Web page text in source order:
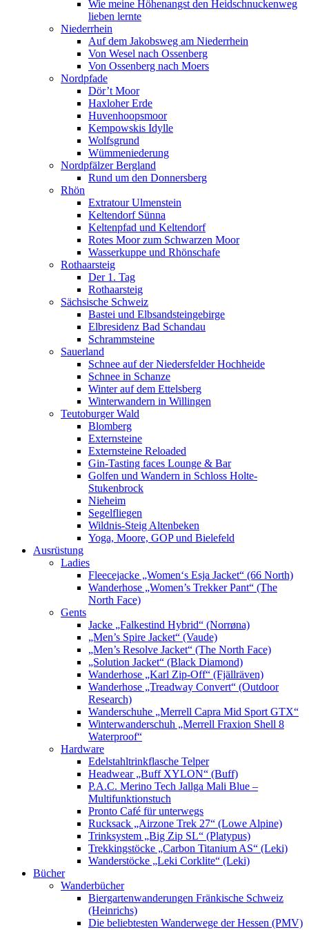
Wie meine Höhenangst den Heidschnuckenweg
lieben lernte
Niederrhein
Auf dem Jakobsweg am Niederrhein
Von Wesel nach Ossenberg
Von Ossenberg nach Moers
Nordpfade
Dör’t Moor
Haxloher Erde
Huvenhoopsmoor
Kempowskis Idylle
Wolfsgrund
Wümmeniederung
Nordpfälzer Bergland
Rund um den Donnersberg
Rhön
Extratour Ulmenstein
Keltendorf Sünna
Keltenpfad und Keltendorf
Rotes Moor zum Schwarzen Moor
Wasserkuppe und Rhönschafe
Rothaarsteig
Der 1. Tag
Rothaarsteig
Sächsische Schweiz
Bastei und Elbsandsteingebirge
Elbresidenz Bad Schandau
Schrammsteine
Sauerland
Schnee auf der Niedersfelder Hochheide
Schnee in Schanze
Winter auf dem Ettelsberg
Winterwandern in Willingen
Teutoburger Wald
Blomberg
Externsteine
Externsteine Reloaded
Gin-Tasting faces Lounge & Bar
Golfen und Wandern in Schloss Holte-
Stukenbrock
Nieheim
Segelfliegen
Wildnis-Steig Altenbeken
Yoga, Moore, GOP und Bielefeld
Ausrüstung
Ladies
Fleecejacke „Women‘s Esja Jacket“ (66 North)
Wanderhose „Women’s Trekker Pant“ (The
North Face)
Gents
Jacke „Falkestind Hybrid“ (Norrøna)
„Men’s Spire Jacket“ (Vaude)
„Men’s Resolve Jacket“ (The North Face)
„Solution Jacket“ (Black Diamond)
Wanderhose „Karl Zip-Off“ (Fjällräven)
Wanderhose „Treadway Convert“ (Outdoor
Research)
Wanderschuhe „Merrell Capra Mid Sport GTX“
Winterwanderschuh „Merrell Fraxion Shell 8
Waterproof“
Hardware
Edelstahltrinkflasche Telper
Headwear „Buff XYLON“ (Buff)
P.A.C. Merino Tech Jallga Mali Blue –
Multifunktionstuch
Pronto Café für unterwegs
Rucksack „Airzone Trek 27“ (Lowe Alpine)
Trinksystem „Big Zip SL“ (Platypus)
Trekkingstöcke „Carbon Titanium AS“ (Leki)
Wanderstöcke „Leki Corklite“ (Leki)
Bücher
Wanderbücher
Biergartenwanderungen Fränkische Schweiz
(Heinrichs)
Die beliebtesten Wanderwege der Hessen (PMV)